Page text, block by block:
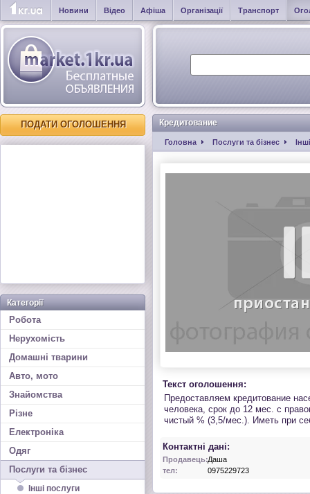
Новини Відео Афіша Організації Транспорт
ПОДАТИ ОГОЛОШЕННЯ
Категорії
Робота
Нерухомість
Домашні тварини
Авто, мото
Знайомства
Різне
Електроніка
Одяг
Послуги та бізнес
Інші послуги
Кредитование
Головна Послуги та бізнес
Текст оголошення:
Предоставляем кредитование
человека, срок до 12 мес. с
чистый % (3,5/мес.). Иметь при
Контактні дані:
Продавець:Даша
тел:
0975229723